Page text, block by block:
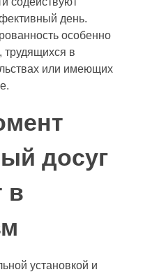
день.
особенно
трудящихся в
или имеющих
досуг
в
установкой и